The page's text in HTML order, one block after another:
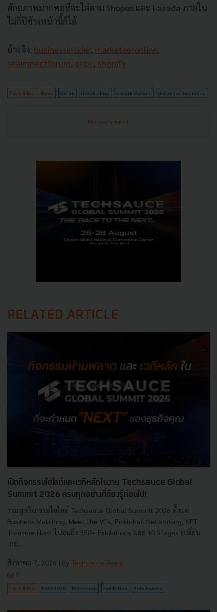
ศักยภาพมากพอที่จะไล่ตาม Shopee และ Lazada ภายใน
ไม่กี่ปีข้างหน้านี้ก็ได้
อ้างอิง: businessinsider, marketeeronline,
seaimpactforum, cnbc, shopify
Tech & Biz News tiktok tiktok-shop e-marketplace tiktok-for-business
No comment
RELATED ARTICLE
เปิดกิจกรรมไฮไลต์และเวทีหลักในงาน Techsauce Global
Summit 2026 ครบทุกอย่างที่ต้องรู้ก่อนไป!
รวมทุกกิจกรรมไฮไลต์ Techsauce Global Summit 2026 ตั้งแต่
Business Matching, Meet the VCs, Pickleball Networking, NFT
Treasure Hunt ไปจนถึง 350+ Exhibitions และ 10 Stages เปลี่ยน
เกม...
สิงหาคม 7, 2026 | By Techsauce Team
0
Tech & Biz TSGS2026 Workshop Exhibition Side Events